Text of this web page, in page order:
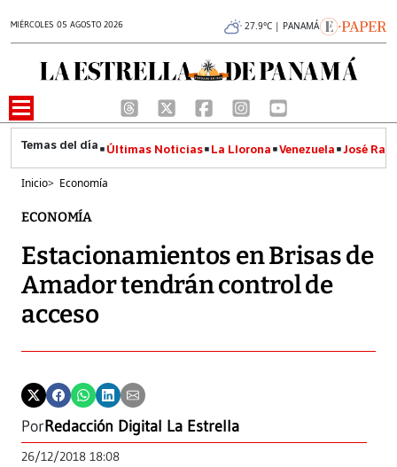
MIÉRCOLES 05 AGOSTO 2026 27.9°C | PANAMÁ
Últimas Noticias La Llorona Venezuela José
Inicio> Economía
ECONOMÍA
Estacionamientos en Brisas de
Amador tendrán control de
acceso
PorRedacción Digital La Estrella
26/12/2018 18:08